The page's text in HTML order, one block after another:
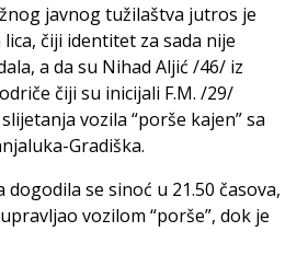
javnog tužilaštva jutros je
čiji identitet za sada nije
a da su Nihad Aljić /46/ iz
čiji su inicijali F.M. /29/
vozila “porše kajen” sa
Gradiška.
se sinoć u 21.50 časova,
vozilom “porše”, dok je